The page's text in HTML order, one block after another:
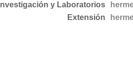
Investigación y Laboratorios
Extensión